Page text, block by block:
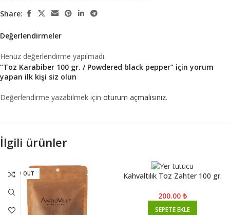
Share:
Değerlendirmeler
Henüz değerlendirme yapılmadı.
“Toz Karabiber 100 gr. / Powdered black pepper” için yorum
yapan ilk kişi siz olun
Değerlendirme yazabilmek için oturum açmalısınız.
İlgili ürünler
SOLD OUT Kahvaltılık Toz Zahter 100 gr.
200.00 ₺
SEPETE EKLE